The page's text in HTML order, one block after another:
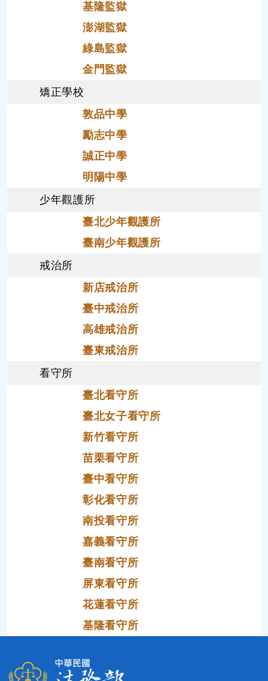
基隆監獄
澎湖監獄
綠島監獄
金門監獄
矯正學校
敦品中學
勵志中學
誠正中學
明陽中學
少年觀護所
臺北少年觀護所
臺南少年觀護所
戒治所
新店戒治所
臺中戒治所
高雄戒治所
臺東戒治所
看守所
臺北看守所
臺北女子看守所
新竹看守所
苗栗看守所
臺中看守所
彰化看守所
南投看守所
嘉義看守所
臺南看守所
屏東看守所
花蓮看守所
基隆看守所